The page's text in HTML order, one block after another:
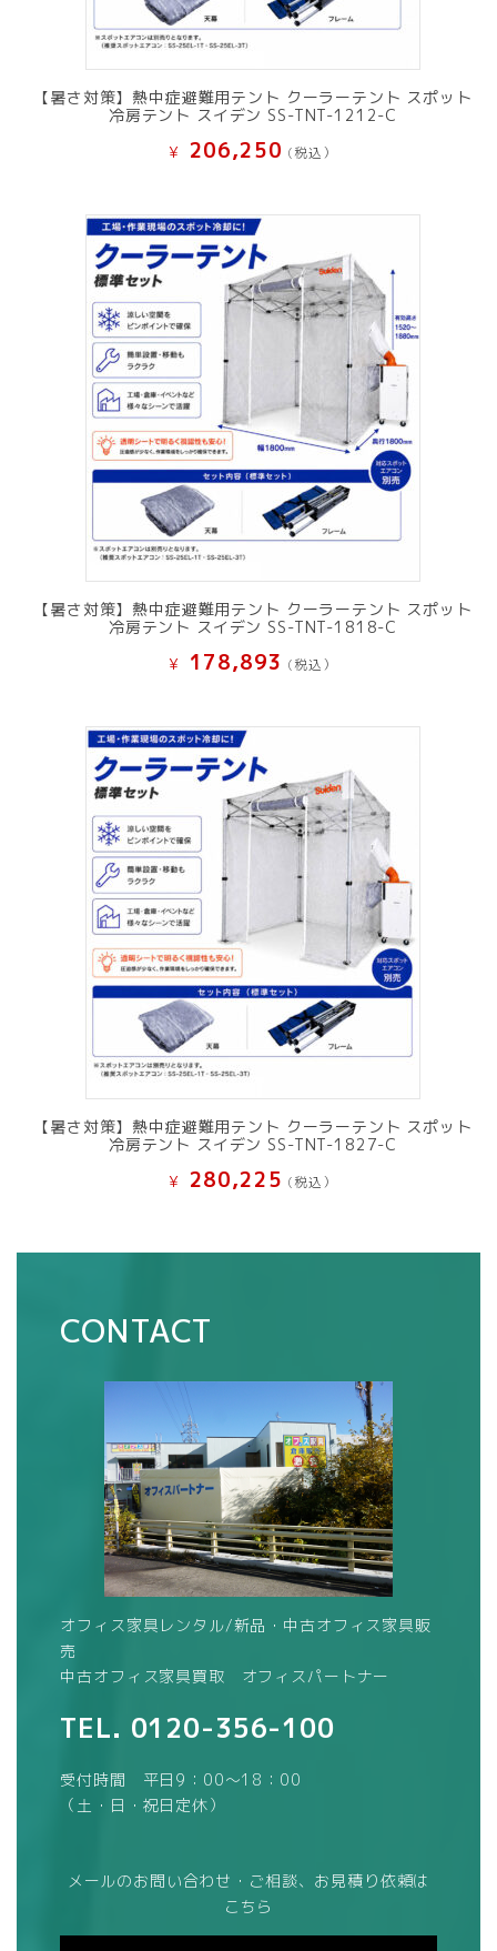
【暑さ対策】熱中症避難用テント クーラーテント スポット
冷房テント スイデン SS-TNT-1212-C
¥ 206,250 (税込）
【暑さ対策】熱中症避難用テント クーラーテント スポット
冷房テント スイデン SS-TNT-1818-C
¥ 178,893 (税込）
【暑さ対策】熱中症避難用テント クーラーテント スポット
冷房テント スイデン SS-TNT-1827-C
¥ 280,225 (税込）
CONTACT
オフィス家具レンタル/新品・中古オフィス家具販
売
中古オフィス家具買取 オフィスパートナー
TEL. 0120-356-100
受付時間 平日9：00～18：00
（土・日・祝日定休）
メールのお問い合わせ・ご相談、お見積り依頼は
こちら